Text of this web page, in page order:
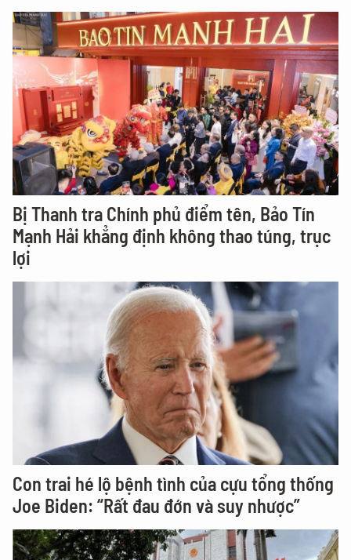
Bị Thanh tra Chính phủ điểm tên, Bảo Tín
Mạnh Hải khẳng định không thao túng, trục
lợi
Con trai hé lộ bệnh tình của cựu tổng thống
Joe Biden: “Rất đau đớn và suy nhược”